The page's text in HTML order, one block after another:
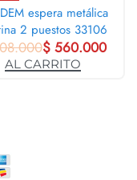
espera metálica
2 puestos 33106
$560.000
AL CARRITO